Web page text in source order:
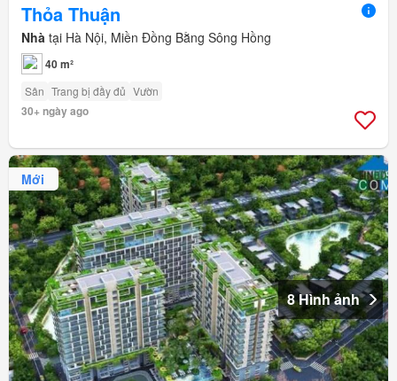
Thỏa Thuận
Nhà tại Hà Nội, Miền Đồng Bằng Sông Hồng
40 m²
Sân Trang bị đầy đủ Vườn
30+ ngày ago
Mới
8 Hình ảnh